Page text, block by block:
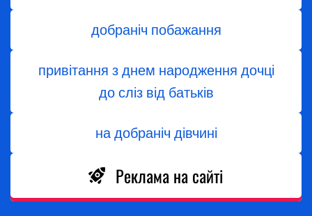
добраніч побажання
привітання з днем народження дочці
до сліз від батьків
на добраніч дівчині
Реклама на сайті